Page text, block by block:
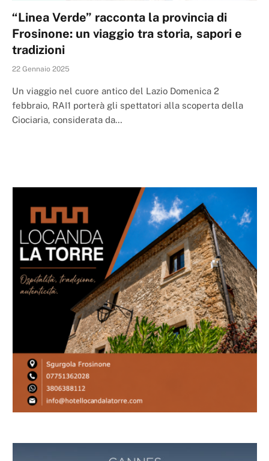
“Linea Verde” racconta la provincia di
Frosinone: un viaggio tra storia, sapori e
tradizioni
22 Gennaio 2025
Un viaggio nel cuore antico del Lazio Domenica 2
febbraio, RAI1 porterà gli spettatori alla scoperta della
Ciociaria, considerata da…